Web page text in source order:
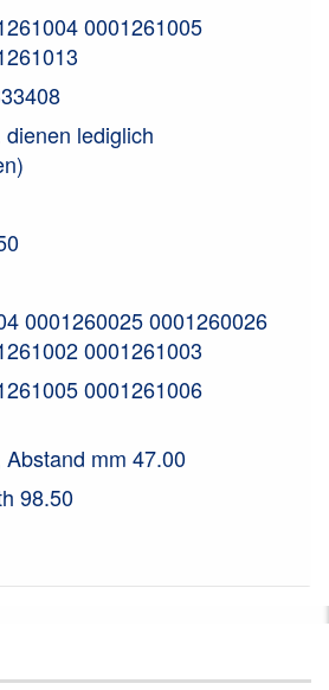
0001261005
lediglich
0001260025 0001260026
0001261003
0001261006
mm 47.00
98.50